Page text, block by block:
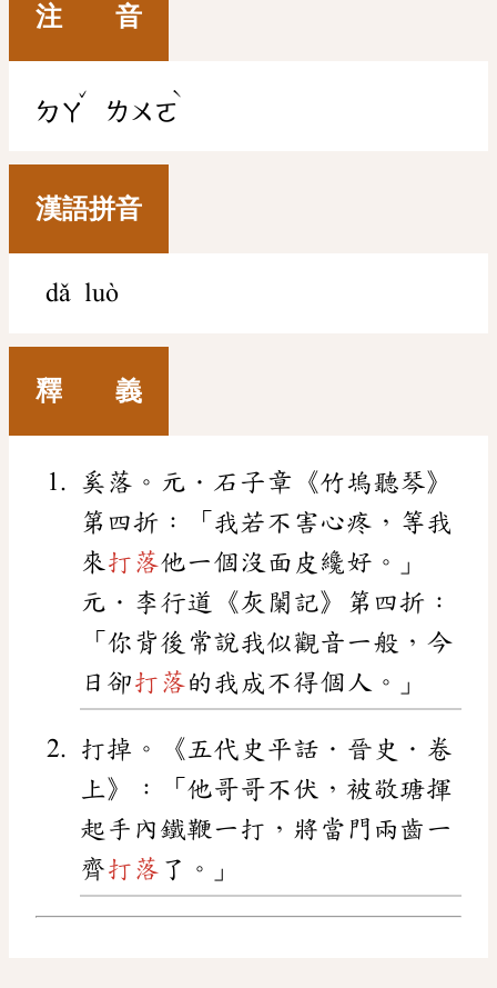
注 音
ㄉㄚ
ˇ
ㄌㄨㄛ
ˋ
漢語拼音
dǎ luò
釋 義
奚落。元．石子章《竹塢聽琴》
第四折：「我若不害心疼，等我
來打落他一個沒面皮纔好。」
元．李行道《灰闌記》第四折：
「你背後常說我似觀音一般，今
日卻打落的我成不得個人。」
打掉。《五代史平話．晉史．卷
上》：「他哥哥不伏，被敬瑭揮
起手內鐵鞭一打，將當門兩齒一
齊打落 了。」